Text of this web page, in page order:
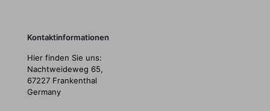
Kontaktinformationen
Hier finden Sie uns:
Nachtweideweg 65,
67227 Frankenthal
Germany